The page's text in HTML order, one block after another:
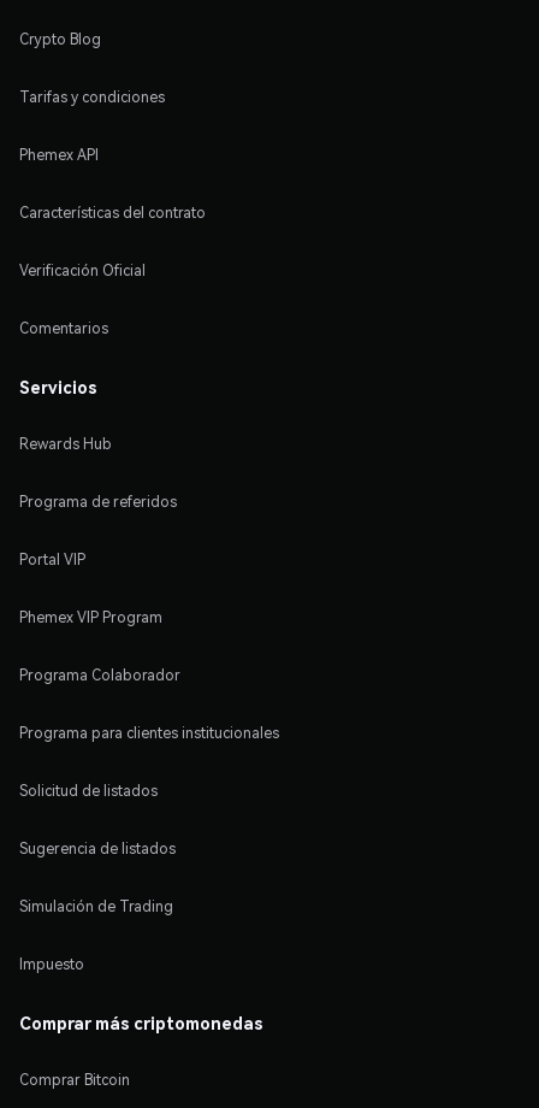
Crypto Blog
Tarifas y condiciones
Phemex API
Características del contrato
Verificación Oficial
Comentarios
Servicios
Rewards Hub
Programa de referidos
Portal VIP
Phemex VIP Program
Programa Colaborador
Programa para clientes institucionales
Solicitud de listados
Sugerencia de listados
Simulación de Trading
Impuesto
Comprar más criptomonedas
Comprar Bitcoin